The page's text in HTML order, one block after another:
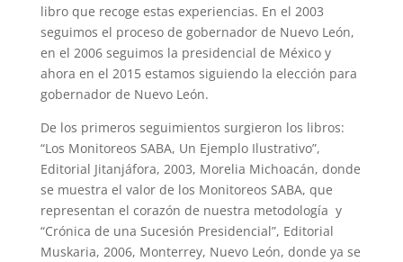
libro que recoge estas experiencias. En el 2003
seguimos el proceso de gobernador de Nuevo León,
en el 2006 seguimos la presidencial de México y
ahora en el 2015 estamos siguiendo la elección para
gobernador de Nuevo León.
De los primeros seguimientos surgieron los libros:
“Los Monitoreos SABA, Un Ejemplo Ilustrativo”,
Editorial Jitanjáfora, 2003, Morelia Michoacán, donde
se muestra el valor de los Monitoreos SABA, que
representan el corazón de nuestra metodología y
“Crónica de una Sucesión Presidencial”, Editorial
Muskaria, 2006, Monterrey, Nuevo León, donde ya se